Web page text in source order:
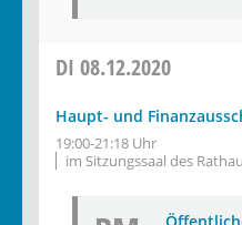
DI 08.12.2020
Haupt- und
19:00-21:18 Uhr
im Sitzungssaal des